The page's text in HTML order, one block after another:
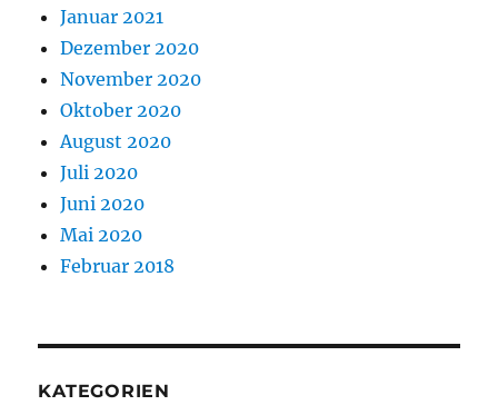
Januar 2021
Dezember 2020
November 2020
Oktober 2020
August 2020
Juli 2020
Juni 2020
Mai 2020
Februar 2018
KATEGORIEN